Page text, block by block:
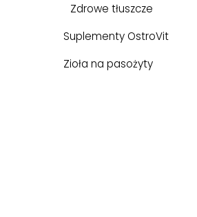
Zdrowe tłuszcze
Suplementy OstroVit
Zioła na pasożyty